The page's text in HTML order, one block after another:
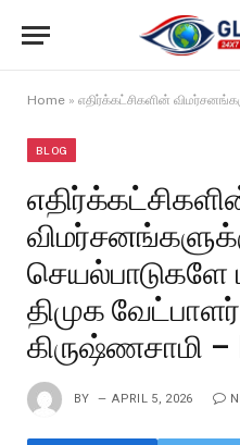
Home » எதிர்க்கட்சிகளின் விமர்சனங்களுக்குச்
BLOG
செயல்பாடுகளே
திமுக
கிருஷ்ணசாமி –
BY APRIL 5, 2026